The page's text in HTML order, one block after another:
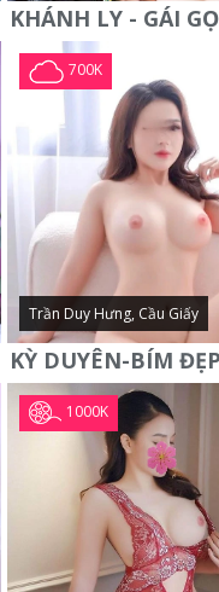
700K
Trần Duy Hưng, Cầu Giấy
1000K